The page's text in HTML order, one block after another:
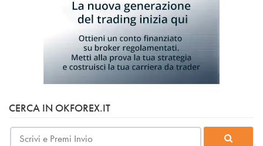
CERCA IN OKFOREX.IT